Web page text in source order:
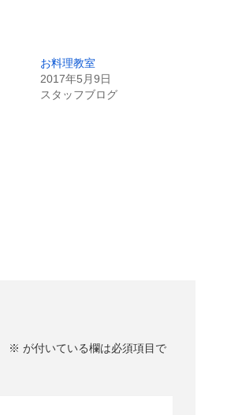
お料理教室
2017年5月9日
スタッフブログ
※ が付いている欄は必須項目で